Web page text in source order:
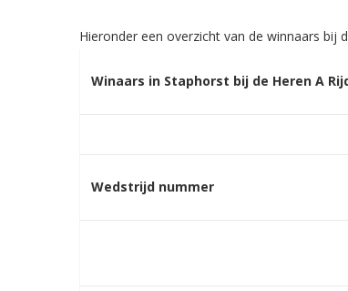
Hieronder een overzicht van de winnaars bij
Winaars in Staphorst bij de Heren A
Wedstrijd nummer